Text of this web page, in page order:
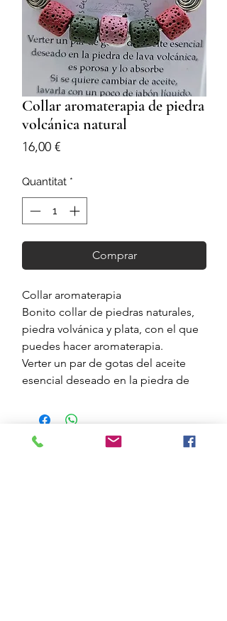
Collar aromaterapia de piedra
volcánica natural
16,00 €Price
Quantitat *
Comprar
Collar aromaterapia
Bonito collar de piedras naturales,
piedra volvánica y plata, con el que
puedes hacer aromaterapia.
Verter un par de gotas del aceite
esencial deseado en la piedra de
absorbe.
aceite, lavarla con un poco de jabón